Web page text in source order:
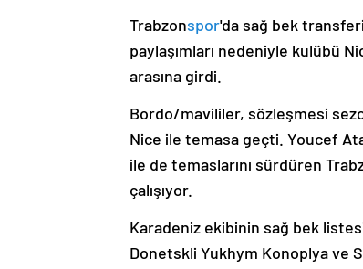
Trabzonspor'da sağ bek
paylaşımları nedeniyle kulübü
arasına girdi.
Bordo/mavililer, sözleşmesi
Nice ile temasa geçti. Youcef
ile de temaslarını sürdüren
çalışıyor.
Karadeniz ekibinin sağ bek
Donetskli Yukhym Konoplya ve